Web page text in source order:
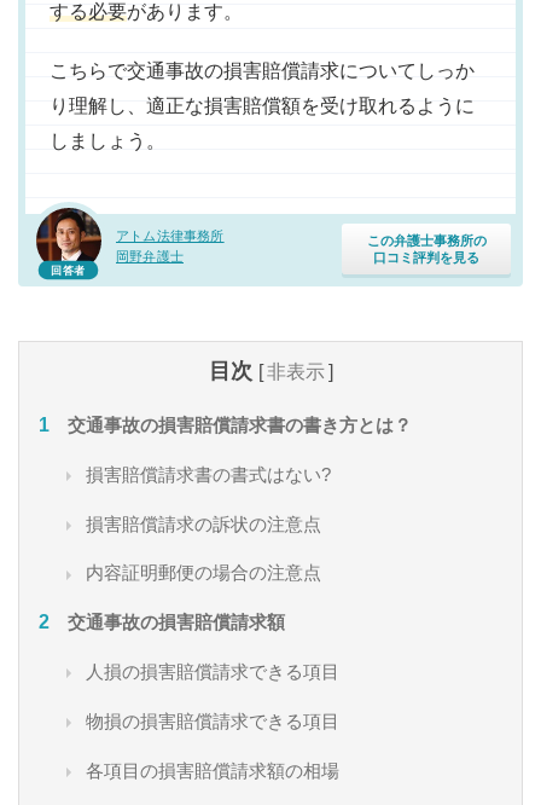
回答者
アトム法律事務所
岡野弁護士
この弁護士事務所の
口コミ評判を見る
する必要があります。
こちらで交通事故の損害賠償請求についてしっか
り理解し、適正な損害賠償額を受け取れるように
しましょう。
目次 [非表示]
交通事故の損害賠償請求書の書き方とは？
損害賠償請求書の書式はない?
損害賠償請求の訴状の注意点
内容証明郵便の場合の注意点
交通事故の損害賠償請求額
人損の損害賠償請求できる項目
物損の損害賠償請求できる項目
各項目の損害賠償請求額の相場